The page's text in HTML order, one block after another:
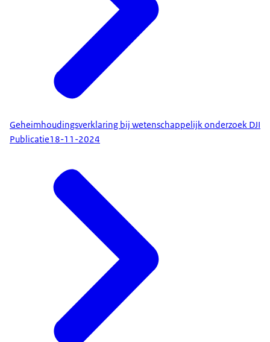
Geheimhoudingsverklaring bij wetenschappelijk onderzoek DJI
Publicatie18-11-2024